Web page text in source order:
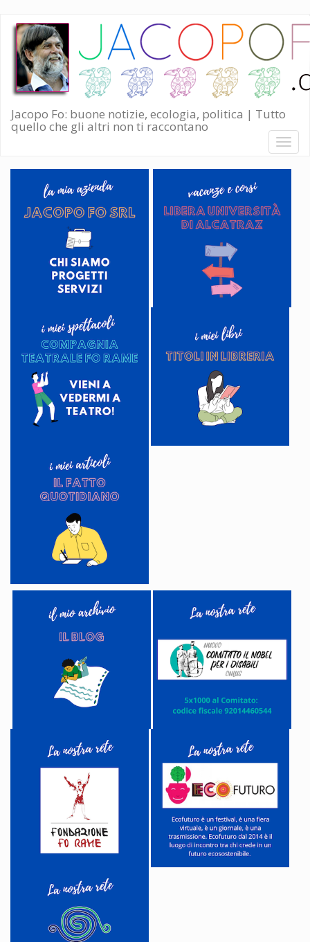
Salta
contenuto
principale
Jacopo Fo: buone notizie, ecologia, politica | Tutto
quello che gli altri non ti raccontano
Toggle